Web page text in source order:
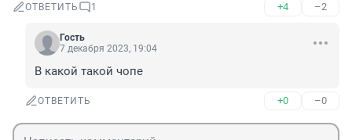
ОТВЕТИТЬ 1 +4 –2
Гость
7 декабря 2023, 19:04
В какой такой чопе
ОТВЕТИТЬ +0 –0